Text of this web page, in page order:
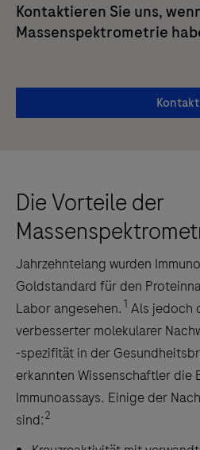
Kontaktieren Sie uns,
Massenspektrometrie
Kontakt
Die Vorteile der
Jahrzehntelang wurden
Goldstandard für den
Labor angesehen. 1 Als jedoch
verbesserter molekularer
-spezifität in der
erkannten Wissenschaftler die
Immunoassays. Einige der
sind:2